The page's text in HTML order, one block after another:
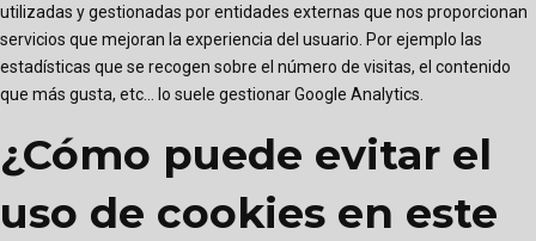
utilizadas y gestionadas por entidades externas que nos proporcionan
servicios que mejoran la experiencia del usuario. Por ejemplo las
estadísticas que se recogen sobre el número de visitas, el contenido
que más gusta, etc... lo suele gestionar Google Analytics.
¿Cómo puede evitar el
uso de cookies en este